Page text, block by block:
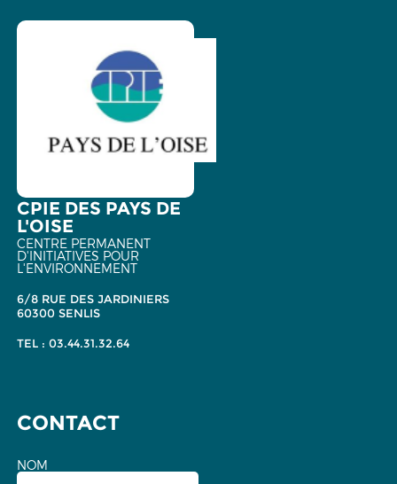
CPIE DES PAYS DE
L'OISE
CENTRE PERMANENT
D'INITIATIVES POUR
L'ENVIRONNEMENT
6/8 RUE DES JARDINIERS
60300 SENLIS
TEL : 03.44.31.32.64
CONTACT
NOM